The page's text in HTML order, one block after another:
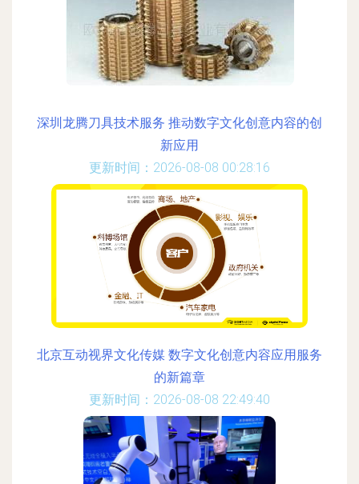
深圳龙腾刀具技术服务 推动数字文化创意内容的创
新应用
更新时间：2026-08-08 00:28:16
北京互动视界文化传媒 数字文化创意内容应用服务
的新篇章
更新时间：2026-08-08 22:49:40